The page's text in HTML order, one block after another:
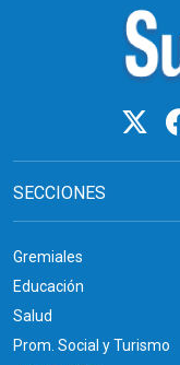
SECCIONES
Gremiales
Educación
Salud
Prom. Social y Turismo